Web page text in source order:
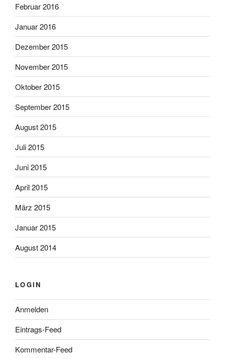
Februar 2016
Januar 2016
Dezember 2015
November 2015
Oktober 2015
September 2015
August 2015
Juli 2015
Juni 2015
April 2015
März 2015
Januar 2015
August 2014
LOGIN
Anmelden
Eintrags-Feed
Kommentar-Feed